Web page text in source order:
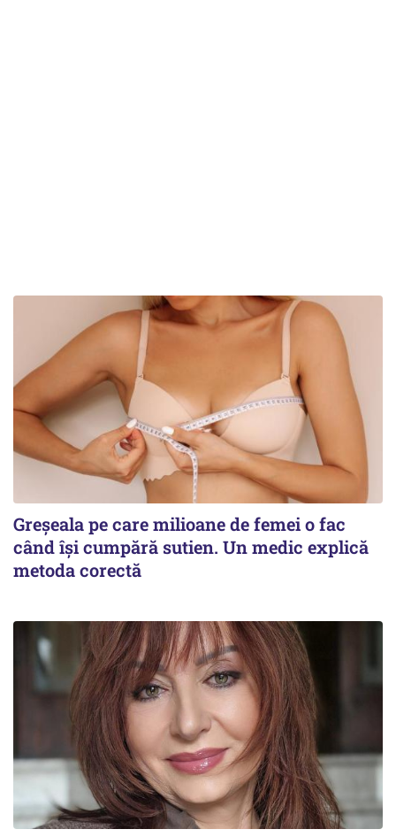
Greșeala pe care milioane de femei o fac
când își cumpără sutien. Un medic explică
metoda corectă